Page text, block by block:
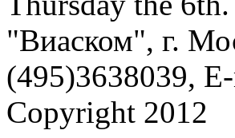
"Виаском", г.
(495)3638039,
Copyright 2012